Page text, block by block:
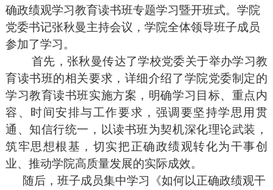
确政绩观学习教育读书班专题学习暨开班式。学院
党委书记张秋曼主持会议，学院全体领导班子成员
参加了学习。
首先，张秋曼传达了学校党委关于举办学习教
育读书班的相关要求，详细介绍了学院党委制定的
学习教育读书班实施方案，明确学习目标、重点内
容、时间安排与工作要求，强调要坚持学思用贯
通、知信行统一，以读书班为契机深化理论武装，
筑牢思想根基，切实把正确政绩观转化为干事创
业、推动学院高质量发展的实际成效。
随后，班子成员集中学习《如何以正确政绩观干